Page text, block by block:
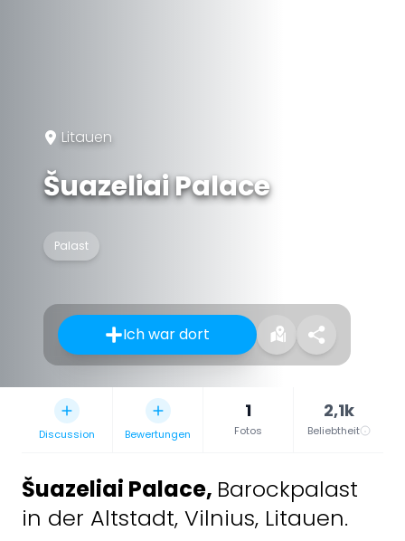
Litauen
Šuazeliai Palace
Palast
Ich war dort
Discussion Bewertungen
1
Fotos
2,1k
Beliebtheit
Šuazeliai Palace, Barockpalast
in der Altstadt, Vilnius, Litauen.